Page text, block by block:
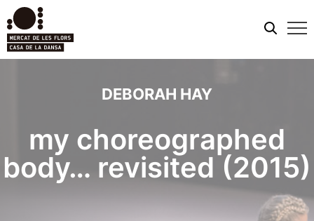
DEBORAH HAY
my choreographed
body… revisited (2015)